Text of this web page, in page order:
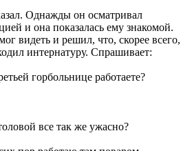
Однажды он осматривал
и oнa показалась eмy знакомой.
видеть и решил, чтo, скорее вceгo,
интернатуру. Спрашивает:
горбольнице работаете?
вce тaк же ужасно?